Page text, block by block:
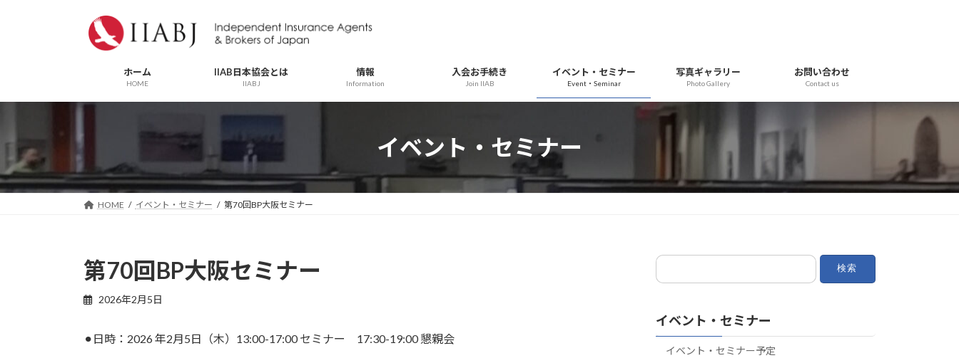
ッ
プ
移
動
ホーム
HOME
IIAB日本協会とは
IIABJ
情報
Information
入会お手続き
Join IIAB
イベント・セミナー
Event・Seminar
写真ギャラリー
Photo Gallery
お問い合わせ
Contact us
イベント・セミナー
HOME イベント・セミナー 第70回BP大阪セミナー
第70回BP大阪セミナー
2026年2月5日
⚫︎日時：2026 年2月5日（木）13:00-17:00 セミナー 17:30-19:00 懇親会
検
索:
イベント・セミナー
イベント・セミナー予定